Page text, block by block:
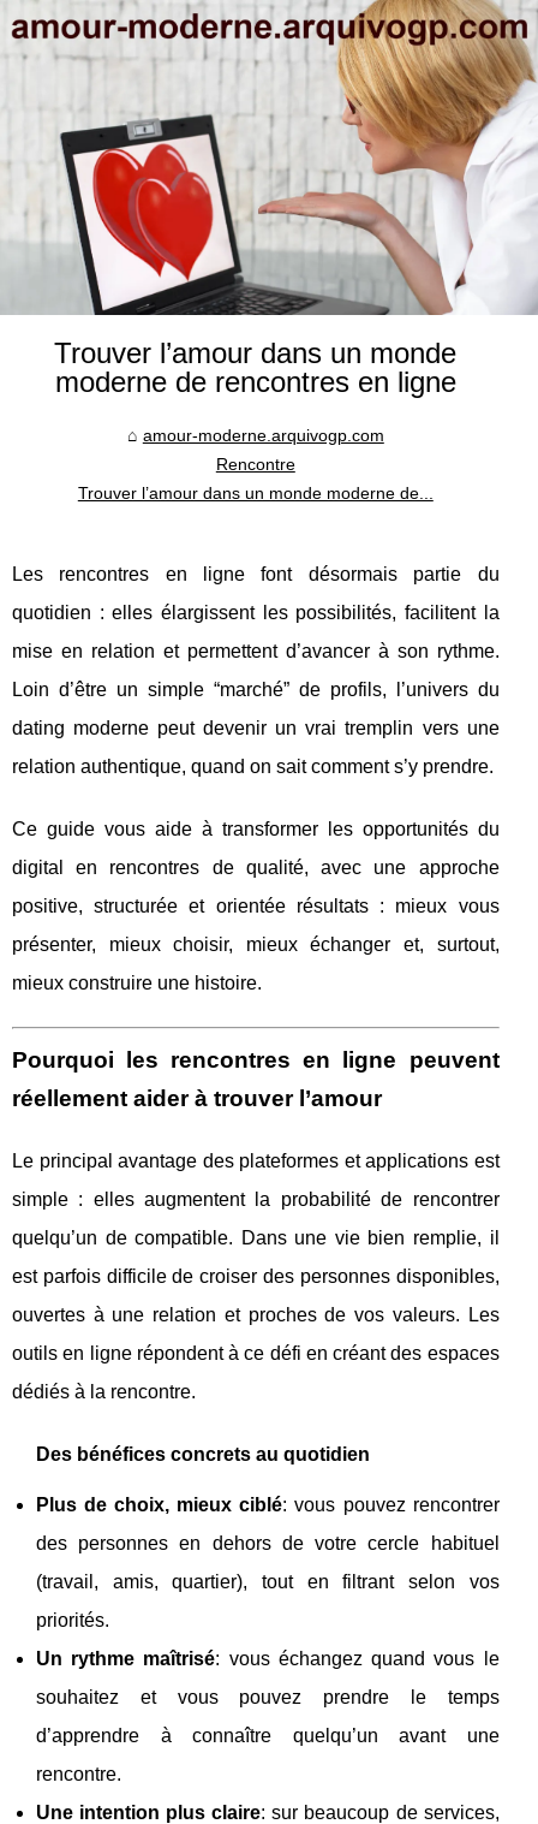
Trouver l’amour dans un monde
moderne de rencontres en ligne
amour-moderne.arquivogp.com
Rencontre
Trouver l’amour dans un monde moderne de...
Les rencontres en ligne font désormais partie du
quotidien : elles élargissent les possibilités, facilitent la
mise en relation et permettent d’avancer à son rythme.
Loin d’être un simple “marché” de profils, l’univers du
dating moderne peut devenir un vrai tremplin vers une
relation authentique, quand on sait comment s’y prendre.
Ce guide vous aide à transformer les opportunités du
digital en rencontres de qualité, avec une approche
positive, structurée et orientée résultats : mieux vous
présenter, mieux choisir, mieux échanger et, surtout,
mieux construire une histoire.
Pourquoi les rencontres en ligne peuvent
réellement aider à trouver l’amour
Le principal avantage des plateformes et applications est
simple : elles augmentent la probabilité de rencontrer
quelqu’un de compatible. Dans une vie bien remplie, il
est parfois difficile de croiser des personnes disponibles,
ouvertes à une relation et proches de vos valeurs. Les
outils en ligne répondent à ce défi en créant des espaces
dédiés à la rencontre.
Des bénéfices concrets au quotidien
Plus de choix, mieux ciblé: vous pouvez rencontrer
des personnes en dehors de votre cercle habituel
(travail, amis, quartier), tout en filtrant selon vos
priorités.
Un rythme maîtrisé: vous échangez quand vous le
souhaitez et vous pouvez prendre le temps
d’apprendre à connaître quelqu’un avant une
rencontre.
Une intention plus claire: sur beaucoup de services,